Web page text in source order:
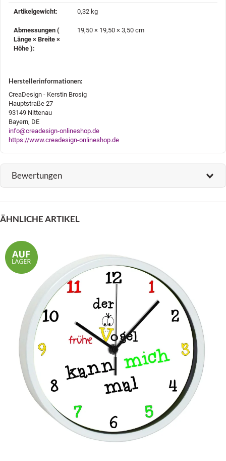
Artikelgewicht‍: 0,32 kg
Abmessungen (
Länge × Breite ×
Höhe )‍:
19,50 × 19,50 × 3,50 cm
Herstellerinformationen:
CreaDesign - Kerstin Brosig
Hauptstraße 27
93149 Nittenau
Bayern, DE
info@creadesign-onlineshop.de
https://www.creadesign-onlineshop.de
Bewertungen
ÄHNLICHE ARTIKEL